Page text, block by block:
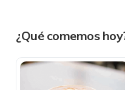
Ahora tus
¿Qué comemos